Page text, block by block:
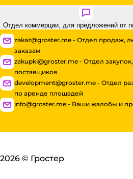
Отдел коммерции, для предложений от
zakaz@groster.me - Отдел продаж,
заказам
zakupki@groster.me - Отдел
поставщиков
development@groster.me - Отдел
по аренде площадей
info@groster.me - Ваши жалобы и
2026 © Гростер